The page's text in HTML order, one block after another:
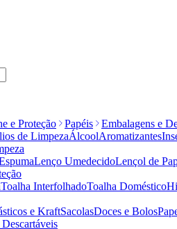
e Proteção Papéis Embalagens e
de LimpezaÁlcoolAromatizantes
Lenço UmedecidoLençol de
Toalha InterfolhadoToalha Doméstico
e KraftSacolasDoces e Bolos